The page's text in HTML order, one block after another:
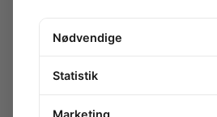
Audio
Nødvendige
Statistik
Marketing